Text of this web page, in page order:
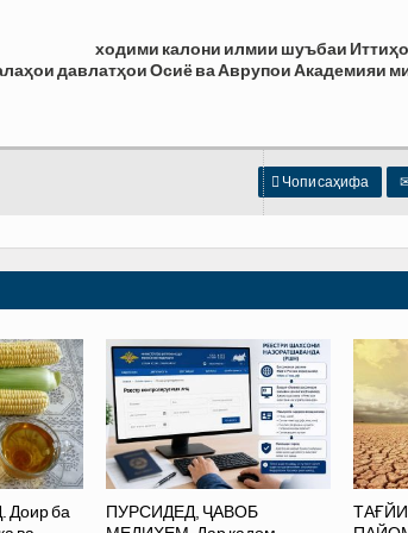
ходими калони илмии шуъбаи
давлатҳои Осиё ва Аврупои Академияи
 Чопи саҳифа
ба
ПУРСИДЕД, ҶАВОБ